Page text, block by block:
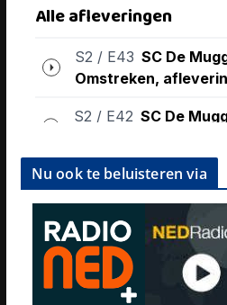
Nu ook te beluisteren via